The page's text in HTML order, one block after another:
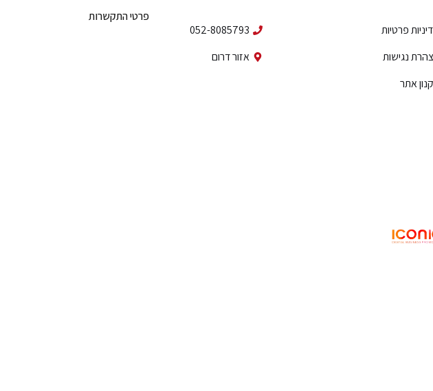
פרטיות
נגישות
אתר
פרטי התקשרות
052-8085793
אזור דרום